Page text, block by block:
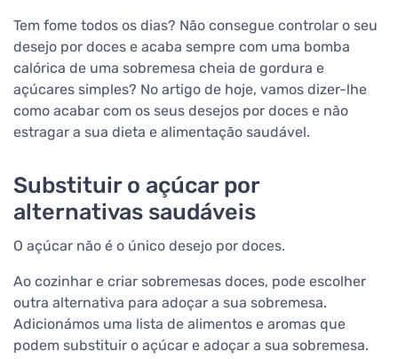
Tem fome todos os dias? Não consegue controlar o seu
desejo por doces e acaba sempre com uma bomba
calórica de uma sobremesa cheia de gordura e
açúcares simples? No artigo de hoje, vamos dizer-lhe
como acabar com os seus desejos por doces e não
estragar a sua dieta e alimentação saudável.
Substituir o açúcar por
alternativas saudáveis
O açúcar não é o único desejo por doces.
Ao cozinhar e criar sobremesas doces, pode escolher
outra alternativa para adoçar a sua sobremesa.
Adicionámos uma lista de alimentos e aromas que
podem substituir o açúcar e adoçar a sua sobremesa.